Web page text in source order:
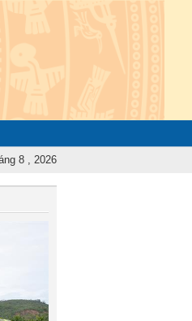
kiểm tra, giám sát năm 2025
8 , 2026